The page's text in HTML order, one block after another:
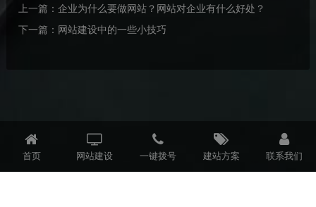
上一篇：企业为什么要做网站？网站对企业有什么好处？
下一篇： 网站建设中的一些小技巧
首页 网站建设 一键拨号 建站方案 联系我们